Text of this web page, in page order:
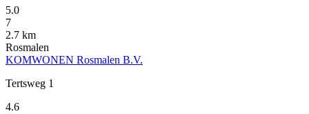
5.0
7
2.7 km
Rosmalen
KOMWONEN Rosmalen B.V.
Tertsweg 1
4.6